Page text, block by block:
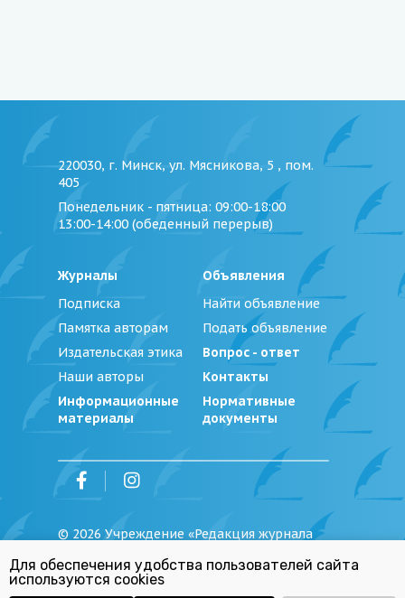
220030, г. Минск, ул. Мясникова, 5 , пом.
405
Понедельник - пятница: 09:00-18:00
13:00-14:00 (обеденный перерыв)
Журналы
Подписка
Памятка авторам
Издательская этика
Наши авторы
Информационные
материалы
Объявления
Найти объявление
Подать объявление
Вопрос - ответ
Контакты
Нормативные
документы
© 2026 Учреждение «Редакция журнала
Политика обработки персональных
данных
Республиканский список экстремистских
Для обеспечения удобства пользователей сайта
используются cookies